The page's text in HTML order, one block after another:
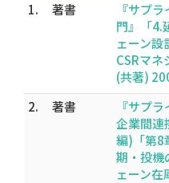
1.
著書
『サプ
門』「4.
ェーン設
CSRマ
(共著)
2.
著書
『サプ
企業間
編)「第
期・投機
ェーン